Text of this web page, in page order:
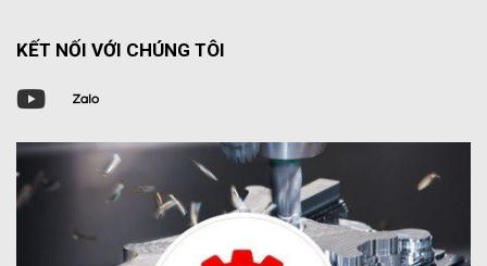
KẾT NỐI VỚI CHÚNG TÔI